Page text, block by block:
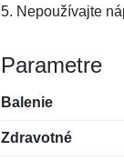
5. Nepoužívajte
Parametre
Balenie
Zdravotné